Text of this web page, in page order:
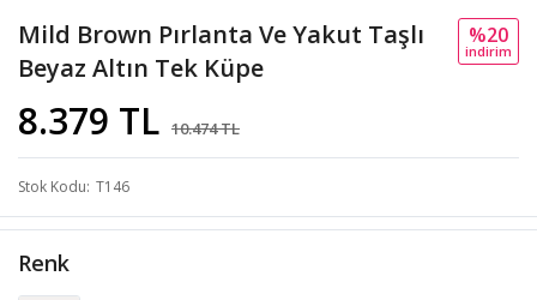
Mild Brown Pırlanta Ve Yakut Taşlı
Beyaz Altın Tek Küpe
8.379 TL 10.474 TL
%20
i̇ndi̇ri̇m
Stok Kodu T146
Renk